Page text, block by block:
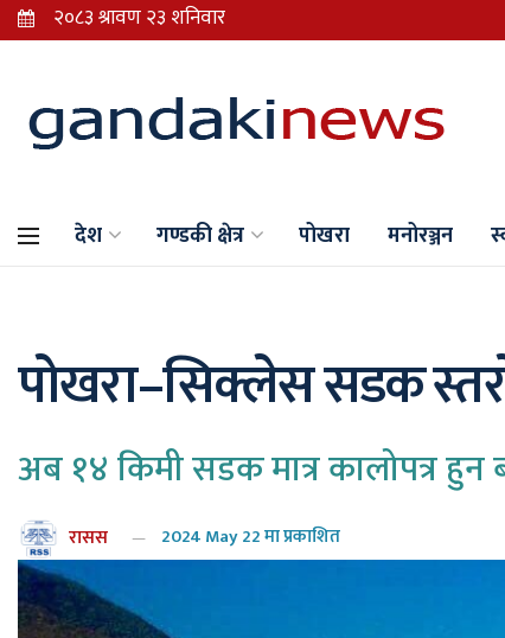
देश गण्डकी क्षेत्र पोखरा मनोरञ्जन
पोखरा–सिक्लेस सडक
अब १४ किमी सडक मात्र कालोपत्र हुन
रासस 2024 May 22 मा प्रकाशित